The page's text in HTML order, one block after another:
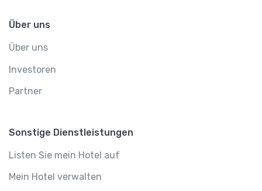
Über uns
Über uns
Investoren
Partner
Sonstige Dienstleistungen
Listen Sie mein Hotel auf
Mein Hotel verwalten